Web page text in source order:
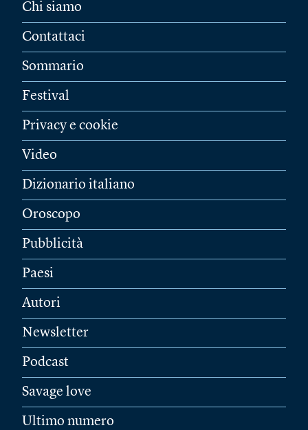
Chi siamo
Contattaci
Sommario
Festival
Privacy e cookie
Video
Dizionario italiano
Oroscopo
Pubblicità
Paesi
Autori
Newsletter
Podcast
Savage love
Ultimo numero